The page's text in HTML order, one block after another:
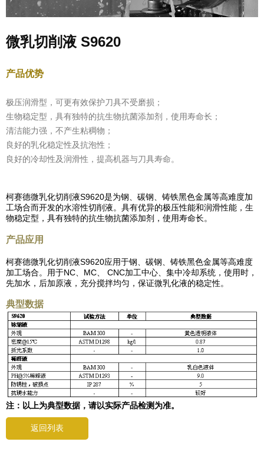
微乳切削液 S9620
产品优势
极压润滑型，可更有效保护刀具不受磨损；
生物稳定型，具有独特的抗生物抗菌添加剂，使用寿命长；
清洁能力强，不产生粘稠物；
良好的乳化稳定性及抗泡性；
良好的冷却性及润滑性，提高机器与刀具寿命。
柯赛德微乳化切削液S9620是为钢、碳钢、铸铁黑色金属等高难度加
工场合而开发的水溶性切削液。具有优异的极压性能和润滑性能，生
物稳定型，具有独特的抗生物抗菌添加剂，使用寿命长。
产品应用
柯赛德微乳化切削液S9620应用于钢、碳钢、铸铁黑色金属等高难度
加工场合。用于NC、MC、 CNC加工中心、集中冷却系统，使用时，
先加水，后加原液，充分搅拌均匀，保证微乳化液的稳定性。
典型数据
注：以上为典型数据，请以实际产品检测为准。
返回列表